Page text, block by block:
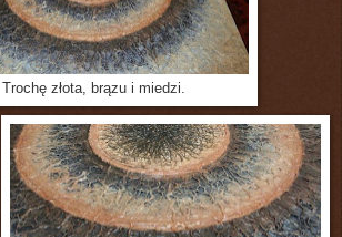
Trochę złota, brązu i miedzi.